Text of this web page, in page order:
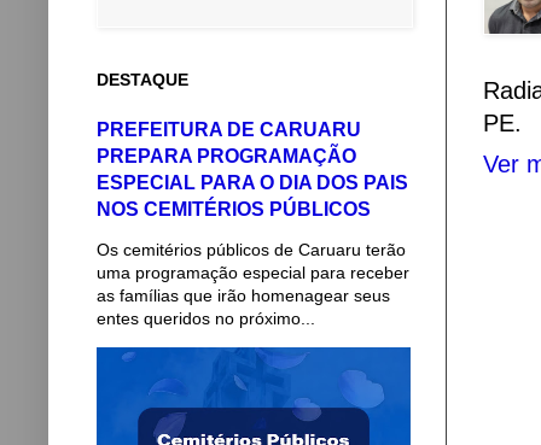
PE.
Ver
DESTAQUE
PREFEITURA DE CARUARU
PREPARA PROGRAMAÇÃO
ESPECIAL PARA O DIA DOS PAIS
NOS CEMITÉRIOS PÚBLICOS
Os cemitérios públicos de Caruaru terão
uma programação especial para receber
as famílias que irão homenagear seus
entes queridos no próximo...